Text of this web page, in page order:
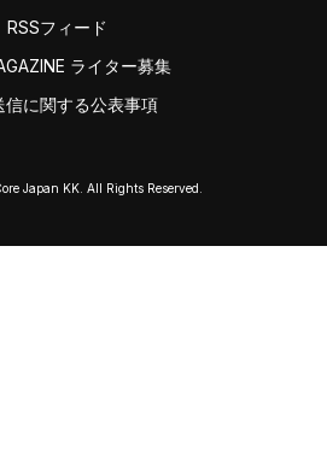
RSSフィード
ライター募集
信に関する公表事項
Japan KK. All Rights Reserved.